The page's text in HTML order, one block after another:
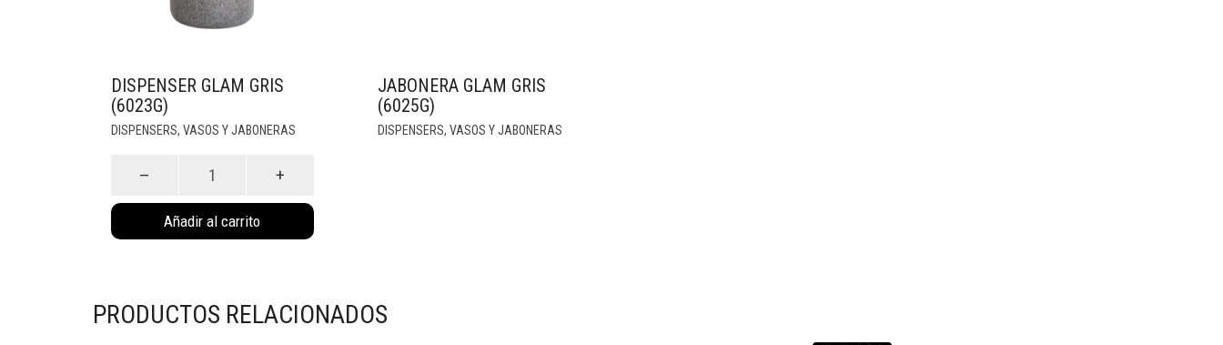
DISPENSER GLAM GRIS
(6023G)
DISPENSERS, VASOS Y JABONERAS
Gris
cantidad
Añadir al carrito
JABONERA GLAM GRIS
(6025G)
DISPENSERS, VASOS Y JABONERAS
PRODUCTOS RELACIONADOS